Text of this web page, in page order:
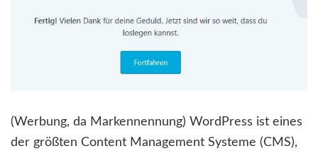
(Werbung, da Markennennung) WordPress ist eines
der größten Content Management Systeme (CMS),